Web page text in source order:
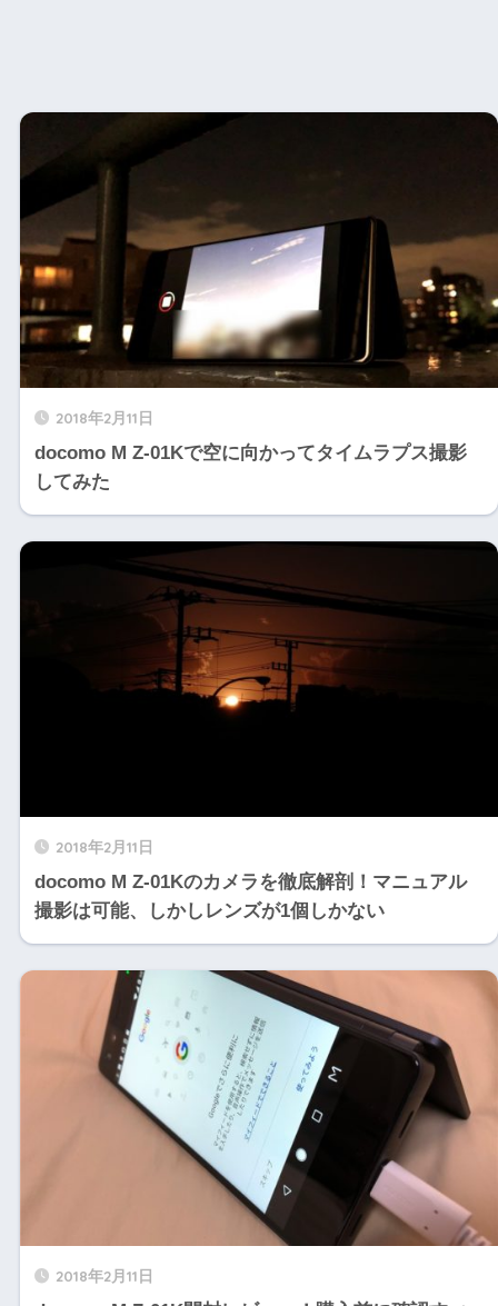
2018年2月11日
docomo M Z-01Kで空に向かってタイムラプス撮影
してみた
2018年2月11日
docomo M Z-01Kのカメラを徹底解剖！マニュアル
撮影は可能、しかしレンズが1個しかない
2018年2月11日